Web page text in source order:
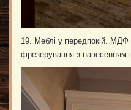
19. Меблі у передпокій. МДФ
фрезерування з нанесенням